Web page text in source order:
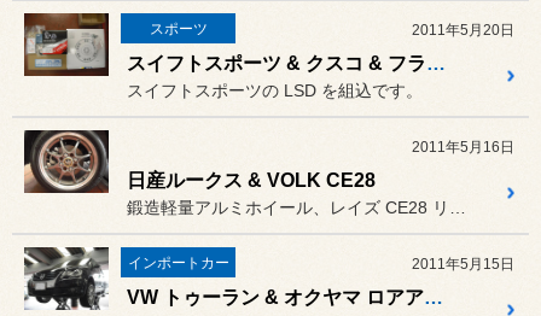
スポーツ 2011年5月20日
スイフトスポーツ & クスコ & フライホイール
スイフトスポーツの LSD を組込です。
2011年5月16日
日産ルークス & VOLK CE28
インポートカー 2011年5月15日
VW トゥーラン & オクヤマ ロアアームバー